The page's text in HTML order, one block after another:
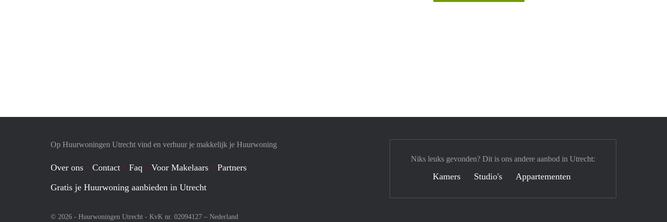
Op Huurwoningen Utrecht vind en verhuur je makkelijk je Huurwoning
Over ons Contact Faq Voor Makelaars
Partners
Gratis je Huurwoning aanbieden in Utrecht
© 2026 - Huurwoningen Utrecht - KvK nr. 02094127 – Nederland
Niks leuks gevonden? Dit is ons andere aanbod in Utrecht:
Kamers Studio's Appartementen